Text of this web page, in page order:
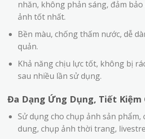
nhăn, không phản sáng, đảm
ảnh tốt nhất.
Bền màu, chống thấm nước, dễ
quản.
Khả năng chịu lực tốt, không bị
sau nhiều lần sử dụng.
Đa Dạng Ứng Dụng, Tiết Kiệm
Sử dụng cho chụp ảnh sản phẩm,
dung, chụp ảnh thời trang,